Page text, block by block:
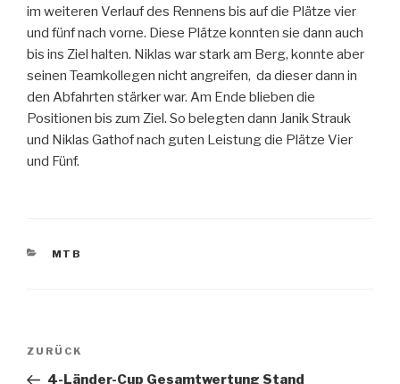
im weiteren Verlauf des Rennens bis auf die Plätze vier
und fünf nach vorne. Diese Plätze konnten sie dann auch
bis ins Ziel halten. Niklas war stark am Berg, konnte aber
seinen Teamkollegen nicht angreifen, da dieser dann in
den Abfahrten stärker war. Am Ende blieben die
Positionen bis zum Ziel. So belegten dann Janik Strauk
und Niklas Gathof nach guten Leistung die Plätze Vier
und Fünf.
KATEGORIEN
MTB
Beitragsnavigation
Vorheriger
Beitrag
ZURÜCK
4-Länder-Cup Gesamtwertung Stand